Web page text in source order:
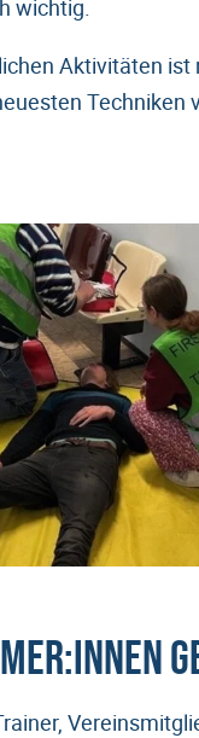
wichtig.
Aktivitäten
Techniken